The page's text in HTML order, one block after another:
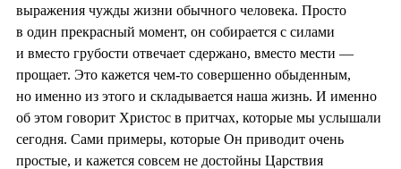
выражения чужды жизни обычного человека. Просто
в один прекрасный момент, он собирается с силами
и вместо грубости отвечает сдержано, вместо мести —
прощает. Это кажется чем-то совершенно обыденным,
но именно из этого и складывается наша жизнь. И именно
об этом говорит Христос в притчах, которые мы услышали
сегодня. Сами примеры, которые Он приводит очень
простые, и кажется совсем не достойны Царствия